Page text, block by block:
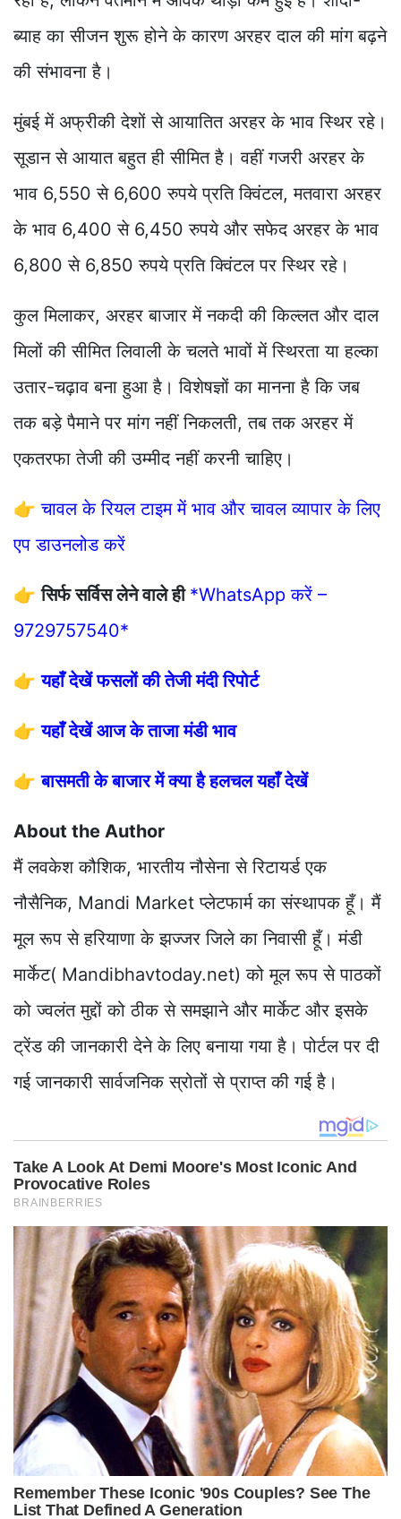
ब्याह का सीजन शुरू होने के कारण अरहर दाल की मांग बढ़ने
की संभावना है।
मुंबई में अफ्रीकी देशों से आयातित अरहर के भाव स्थिर रहे।
सूडान से आयात बहुत ही सीमित है। वहीं गजरी अरहर के
भाव 6,550 से 6,600 रुपये प्रति क्विंटल, मतवारा अरहर
के भाव 6,400 से 6,450 रुपये और सफेद अरहर के भाव
6,800 से 6,850 रुपये प्रति क्विंटल पर स्थिर रहे।
कुल मिलाकर, अरहर बाजार में नकदी की किल्लत और दाल
मिलों की सीमित लिवाली के चलते भावों में स्थिरता या हल्का
उतार-चढ़ाव बना हुआ है। विशेषज्ञों का मानना है कि जब
तक बड़े पैमाने पर मांग नहीं निकलती, तब तक अरहर में
एकतरफा तेजी की उम्मीद नहीं करनी चाहिए।
👉चावल के रियल टाइम में भाव और चावल व्यापार के लिए
एप डाउनलोड करें
👉सिर्फ सर्विस लेने वाले ही *WhatsApp करें –
9729757540*
👉यहाँ देखें फसलों की तेजी मंदी रिपोर्ट
👉यहाँ देखें आज के ताजा मंडी भाव
👉बासमती के बाजार में क्या है हलचल यहाँ देखें
About the Author
मैं लवकेश कौशिक, भारतीय नौसेना से रिटायर्ड एक
नौसैनिक, Mandi Market प्लेटफार्म का संस्थापक हूँ। मैं
मूल रूप से हरियाणा के झज्जर जिले का निवासी हूँ। मंडी
मार्केट( Mandibhavtoday.net) को मूल रूप से पाठकों
को ज्वलंत मुद्दों को ठीक से समझाने और मार्केट और इसके
ट्रेंड की जानकारी देने के लिए बनाया गया है। पोर्टल पर दी
गई जानकारी सार्वजनिक स्रोतों से प्राप्त की गई है।